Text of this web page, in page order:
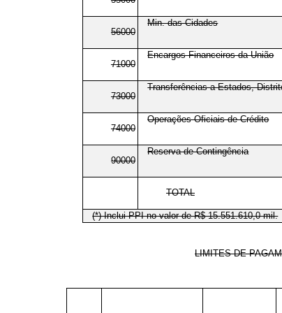
56000
Min. das Cidades
71000
Encargos Financeiros da União
73000
Transferências a Estados,
74000
Operações Oficiais de Crédito
90000
Reserva de Contingência
TOTAL
(*) Inclui PPI no valor de R$ 15.551.610,0 mil.
LIMITES DE